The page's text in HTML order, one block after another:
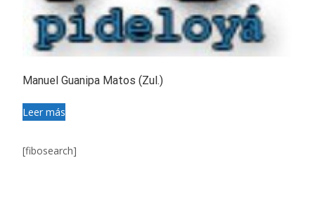
Manuel Guanipa Matos (Zul.)
Leer más
[fibosearch]